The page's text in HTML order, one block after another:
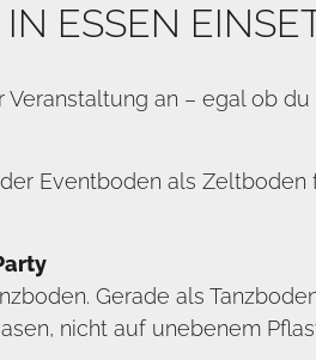
ESSEN
an – egal ob
Eventboden als
Gerade als
nicht auf unebenem